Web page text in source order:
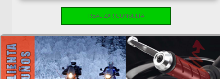
REALIZAR CONSULTA